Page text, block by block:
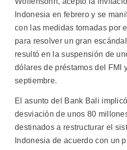
Indonesia en febrero y se
con las medidas tomadas por
para resolver un gran
resultó en la suspensión de
dólares de préstamos del FMI
septiembre.
El asunto del Bank Bali
desviación de unos 80
destinados a restructurar el
Indonesia de acuerdo con un